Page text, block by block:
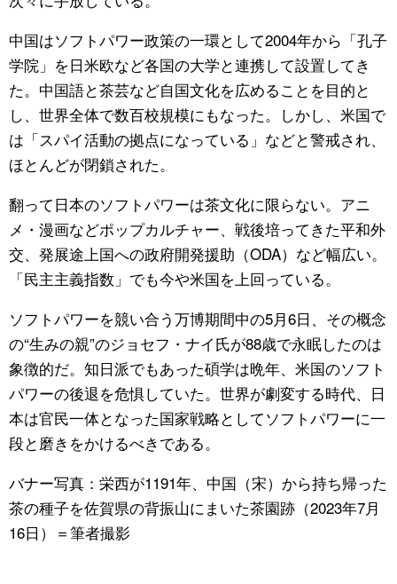
中国はソフトパワー政策の一環として2004年から「孔子
学院」を日米欧など各国の大学と連携して設置してき
た。中国語と茶芸など自国文化を広めることを目的と
し、世界全体で数百校規模にもなった。しかし、米国で
は「スパイ活動の拠点になっている」などと警戒され、
ほとんどが閉鎖された。
翻って日本のソフトパワーは茶文化に限らない。アニ
メ・漫画などポップカルチャー、戦後培ってきた平和外
交、発展途上国への政府開発援助（ODA）など幅広い。
「民主主義指数」でも今や米国を上回っている。
ソフトパワーを競い合う万博期間中の5月6日、その概念
の“生みの親”のジョセフ・ナイ氏が88歳で永眠したのは
象徴的だ。知日派でもあった碩学は晩年、米国のソフト
パワーの後退を危惧していた。世界が劇変する時代、日
本は官民一体となった国家戦略としてソフトパワーに一
段と磨きをかけるべきである。
バナー写真：栄西が1191年、中国（宋）から持ち帰った
茶の種子を佐賀県の背振山にまいた茶園跡（2023年7月
16日）＝筆者撮影